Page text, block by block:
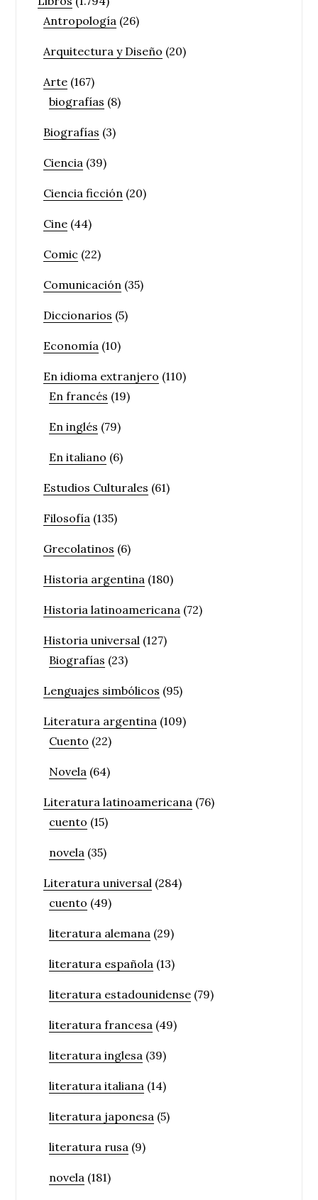
Antropología (26)
Arquitectura y Diseño (20)
Arte (167)
biografías (8)
Biografías (3)
Ciencia (39)
Ciencia ficción (20)
Cine (44)
Comic (22)
Comunicación (35)
Diccionarios (5)
Economía (10)
En idioma extranjero (110)
En francés (19)
En inglés (79)
En italiano (6)
Estudios Culturales (61)
Filosofía (135)
Grecolatinos (6)
Historia argentina (180)
Historia latinoamericana (72)
Historia universal (127)
Biografías (23)
Lenguajes simbólicos (95)
Literatura argentina (109)
Cuento (22)
Novela (64)
Literatura latinoamericana (76)
cuento (15)
novela (35)
Literatura universal (284)
cuento (49)
literatura alemana (29)
literatura española (13)
literatura estadounidense (79)
literatura francesa (49)
literatura inglesa (39)
literatura italiana (14)
literatura japonesa (5)
literatura rusa (9)
novela (181)